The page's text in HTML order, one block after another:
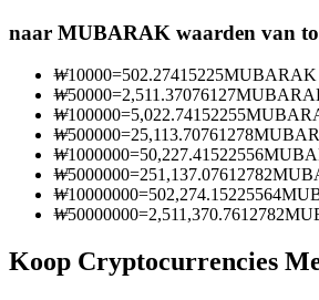
Informatie
Big data-analyse inclusief
naar MUBARAK waarden van
₩10000=502.27415225MUBARAK
₩50000=2,511.37076127
₩100000=5,022.74152255
₩500000=25,113.70761278
₩1000000=50,227.41522556
₩5000000=251,137.07612782
₩10000000=502,274.15225564
₩50000000=2,511,370.7612782
Koop Cryptocurrencies